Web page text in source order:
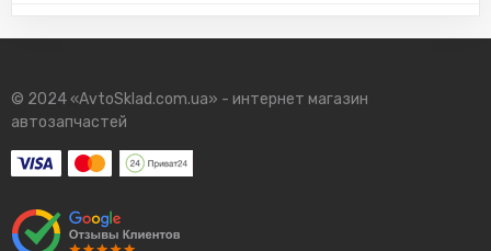
© 2024 «AvtoSklad.com.ua» - интернет магазин
автозапчастей